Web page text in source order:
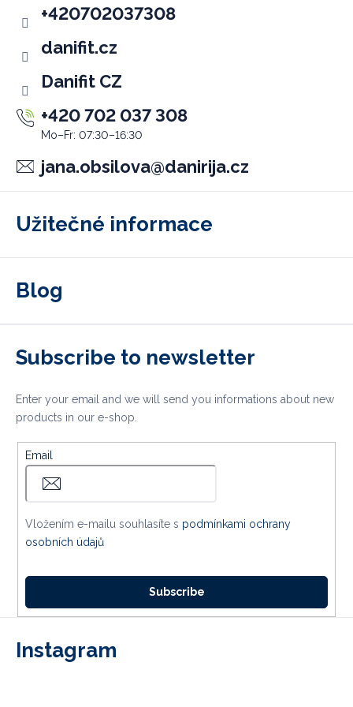
jana.obsilova@danirija.cz
+420 702 037 308
Danifit CZ
danifit.cz
+420702037308
Užitečné informace
Blog
Subscribe to newsletter
Enter your email and we will send you informations about new
products in our e-shop.
Email
Vložením e-mailu souhlasíte s podmínkami ochrany
osobních údajů
Subscribe
Instagram